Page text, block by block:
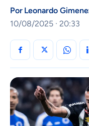
Por Leonardo
10/08/2025 · 20:33